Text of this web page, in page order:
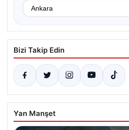
Bizi Takip Edin
Yan Manşet